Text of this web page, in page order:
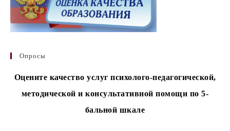
Опросы
Оцените качество услуг психолого-педагогической,
методической и консультативной помощи по 5-
бальной шкале